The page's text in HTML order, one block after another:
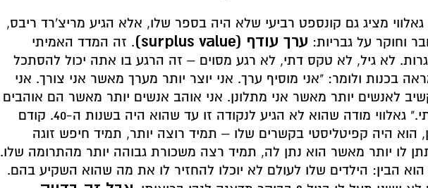
גאלווי מציג גם קונספט רביעי שלא היה בספר שלו, אלא הגיע מריצ'רד ריבס,
וחוקר על גבריות: ערך עודף (surplus value)
. זה המדד האמיתי
לא גיל, לא טקס דתי, לא רגע מסוים – זה הרגע בו אתה יכול להסתכל
בכנות ולומר: "אני מוסיף ערך. אני יוצר יותר מערך מאשר אני צורך. אני
לאנשים יותר מאשר אני מתלונן. אני אוהב אנשים יותר מאשר הם אוהבים
אותי." גאלווי מודה שהוא לא הגיע לנקודה זו עד שהוא היה בשנות ה-40. קודם
הוא היה קפיטליסטי בקשרים שלו – תמיד רוצה יותר, תמיד חיפש זוגה
לו יותר מאשר הוא נתן לה, תמיד רצה משכורת גבוהה יותר מהתרומה שלו.
הוא הבין: הילדים שלו לעולם לא יוכלו להחזיר לו את מה שהוא השקיע בהם.